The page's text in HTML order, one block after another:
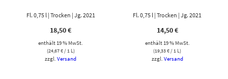
Fl. 0,75 l | Trocken | Jg. 2021
18,50€
enthält 19 % MwSt.
(24,67€/ 1 L)
zzgl.Versand
Fl. 0,75 l | Trocken | Jg. 2021
14,50€
enthält 19 % MwSt.
(19,33€/ 1 L)
zzgl. Versand